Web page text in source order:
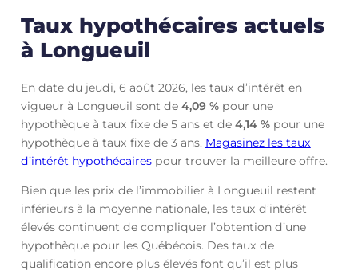
Taux hypothécaires actuels
à Longueuil
En date du jeudi, 6 août 2026, les taux d’intérêt en
vigueur à Longueuil sont de 4,09 %pour une
hypothèque à taux fixe de 5 ans et de 4,14 %pour une
hypothèque à taux fixe de 3 ans. Magasinez les taux
d’intérêt hypothécairespour trouver la meilleure offre.
Bien que les prix de l’immobilier à Longueuil restent
inférieurs à la moyenne nationale, les taux d’intérêt
élevés continuent de compliquer l’obtention d’une
hypothèque pour les Québécois. Des taux de
qualification encore plus élevés font qu’il est plus